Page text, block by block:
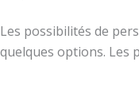
Les possibilités de
quelques options. Les